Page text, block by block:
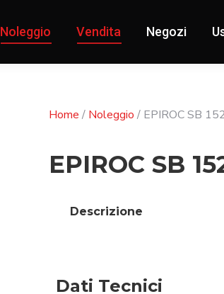
Noleggio Vendita Negozi
Home / Noleggio / EPIROC SB
EPIROC SB
Descrizione
Dati Tecnici